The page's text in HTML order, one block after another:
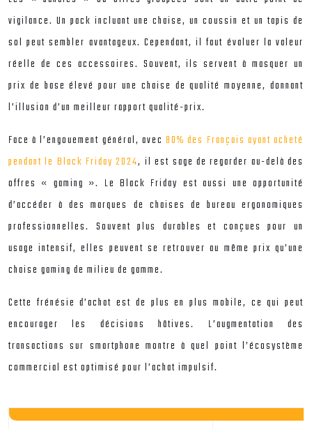
vigilance. Un pack incluant une chaise, un coussin et un tapis de
sol peut sembler avantageux. Cependant, il faut évaluer la valeur
réelle de ces accessoires. Souvent, ils servent à masquer un
prix de base élevé pour une chaise de qualité moyenne, donnant
l’illusion d’un meilleur rapport qualité-prix.
Face à l’engouement général, avec80% des Français ayant acheté
pendant le Black Friday 2024, il est sage de regarder au-delà des
offres « gaming ». Le Black Friday est aussi une opportunité
d’accéder à des marques de chaises de bureau ergonomiques
professionnelles. Souvent plus durables et conçues pour un
usage intensif, elles peuvent se retrouver au même prix qu’une
chaise gaming de milieu de gamme.
Cette frénésie d’achat est de plus en plus mobile, ce qui peut
encourager les décisions hâtives. L’augmentation des
transactions sur smartphone montre à quel point l’écosystème
commercial est optimisé pour l’achat impulsif.